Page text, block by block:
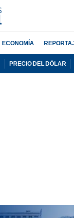
ECONOMÍA
PRECIO DEL DÓLAR